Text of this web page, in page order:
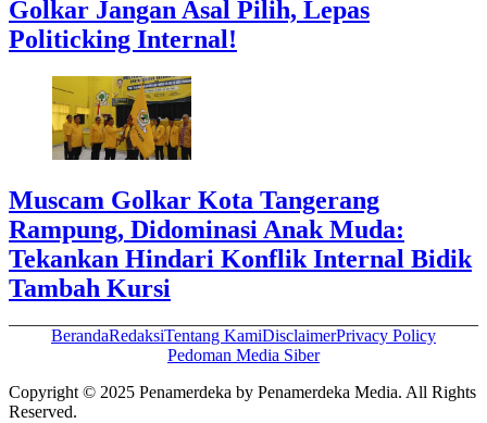
Golkar Jangan Asal Pilih, Lepas
Politicking Internal!
Muscam Golkar Kota Tangerang
Rampung, Didominasi Anak Muda:
Tekankan Hindari Konflik Internal Bidik
Tambah Kursi
BerandaRedaksiTentang KamiDisclaimerPrivacy Policy
Pedoman Media Siber
Copyright © 2025 Penamerdeka by Penamerdeka Media. All Rights
Reserved.